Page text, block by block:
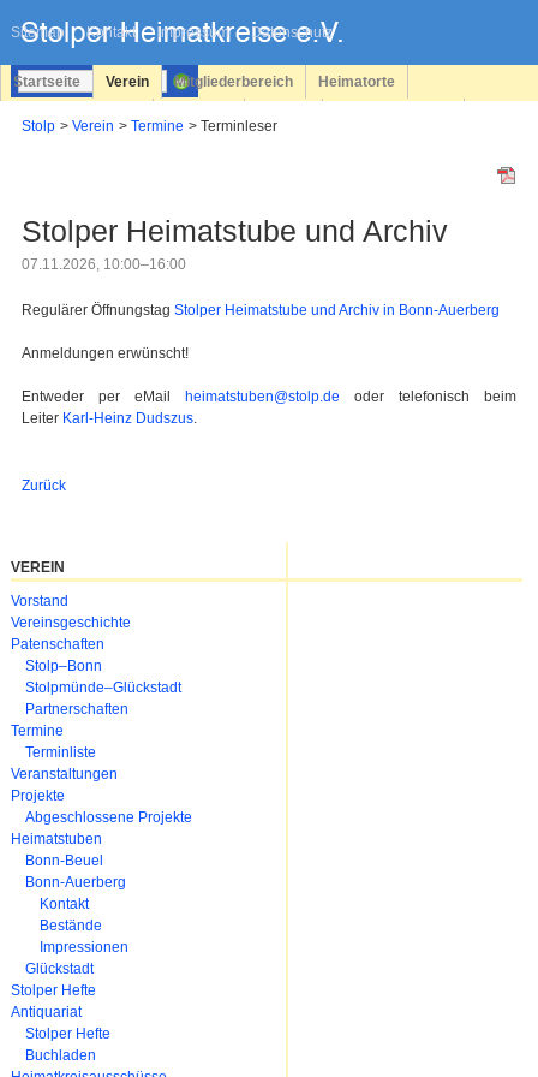
Sitemap Kontakt Impressum Datenschutz
überspringen
Startseite Verein Mitgliederbereich Heimatorte
Stolp Verein Termine Terminleser
Stolper Heimatstube und Archiv
07.11.2026, 10:00–16:00
Regulärer Öffnungstag Stolper Heimatstube und Archiv in Bonn-Auerberg
Anmeldungen erwünscht!
Entweder per eMail heimatstuben@stolp.de oder telefonisch beim
Leiter Karl-Heinz Dudszus.
Zurück
VEREIN
Navigation
überspringen
Vorstand
Vereinsgeschichte
Patenschaften
Stolp–Bonn
Stolpmünde–Glückstadt
Partnerschaften
Termine
Terminliste
Veranstaltungen
Projekte
Abgeschlossene Projekte
Heimatstuben
Bonn-Beuel
Bonn-Auerberg
Kontakt
Bestände
Impressionen
Glückstadt
Stolper Hefte
Antiquariat
Stolper Hefte
Buchladen